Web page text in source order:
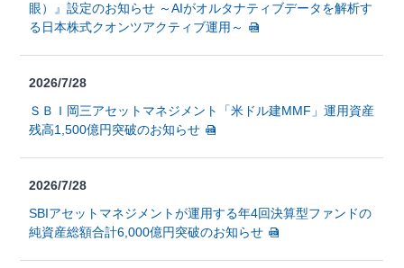
眼）』設定のお知らせ ～AIがオルタナティブデータを解析す
る日本株式クオンツアクティブ運用～
2026/7/28
ＳＢＩ岡三アセットマネジメント「米ドル建MMF」運用資産
残高1,500億円突破のお知らせ
2026/7/28
SBIアセットマネジメントが運用する年4回決算型ファンドの
純資産総額合計6,000億円突破のお知らせ